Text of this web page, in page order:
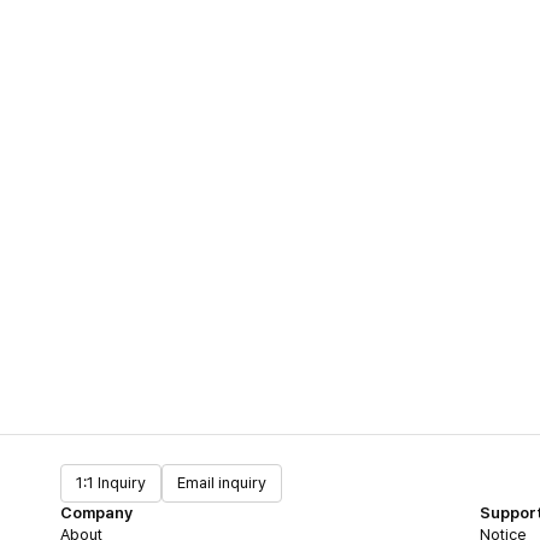
1:1 Inquiry
Email inquiry
Company
About
Notice